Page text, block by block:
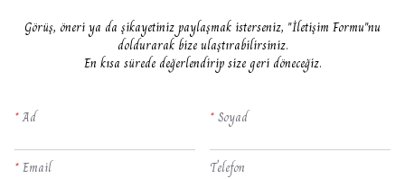
​Görüş, öneri ya da şikayetiniz paylaşmak isterseniz, "İletişim Formu"nu
doldurarak bize ulaştırabilirsiniz.
En kısa sürede değerlendirip size geri döneceğiz.
*Ad *Soyad
*Email Telefon